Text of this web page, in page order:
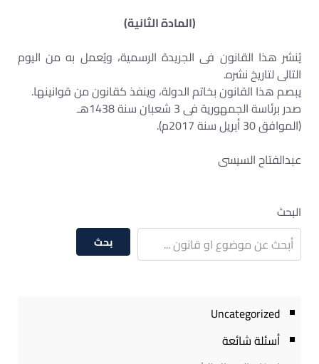
(المادة الثانية)
يُنشر هذا القانون فى الجريدة الرسمية، ويُعمل به من اليوم
التالى لتاريخ نشره.
يبصم هذا القانون بخاتم الدولة، وينفذ كقانون من قوانينها.
صدر برئاسة الجمهورية فى 3 شعبان سنة 1438هـ
(الموافق 30 أبريل سنة 2017م).
عبدالفتاح السيسى
البحث
بحث
Uncategorized
أسئلة شائعة